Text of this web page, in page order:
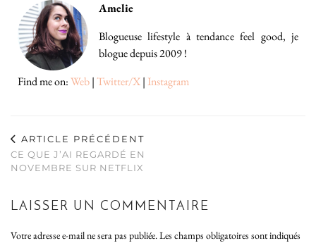
Amelie
Blogueuse lifestyle à tendance feel good, je
blogue depuis 2009 !
Find me on:Web|Twitter/X| Instagram
ARTICLE PRÉCÉDENT
CE QUE J’AI REGARDÉ EN
NOVEMBRE SUR NETFLIX
LAISSER UN COMMENTAIRE
Votre adresse e-mail ne sera pas publiée.Les champs obligatoires sont indiqués